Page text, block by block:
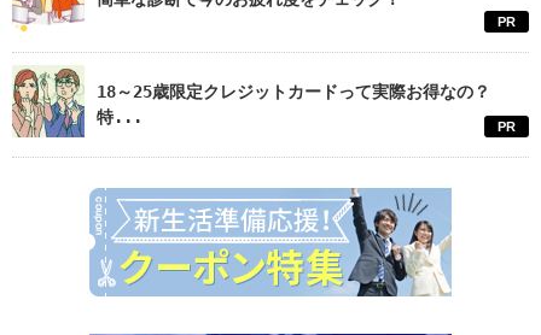
PR
18～25歳限定クレジットカードって実際お得なの？
特...
PR